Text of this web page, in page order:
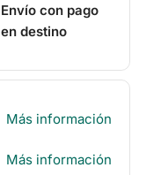
Envío con pago
en destino
Más información
Más información